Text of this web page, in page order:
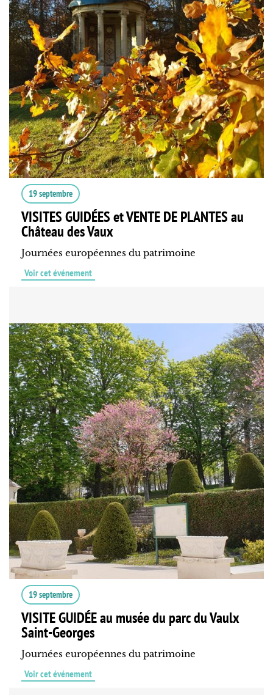
19 septembre
VISITES GUIDÉES et VENTE DE PLANTES au
Château des Vaux
Journées européennes du patrimoine
Voir cet événement
19 septembre
VISITE GUIDÉE au musée du parc du Vaulx
Saint-Georges
Journées européennes du patrimoine
Voir cet événement